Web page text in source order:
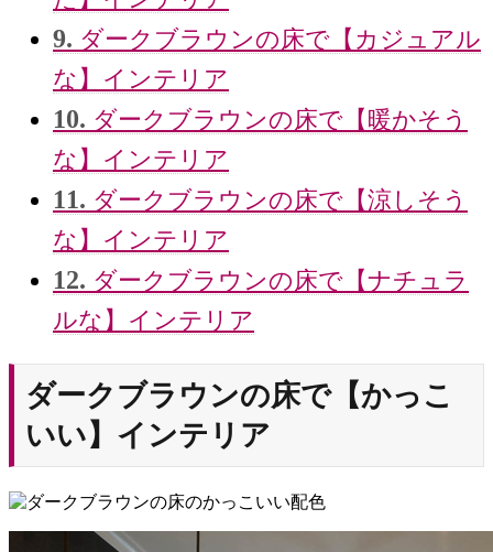
9. ダークブラウンの床で【カジュアル
な】インテリア
10. ダークブラウンの床で【暖かそう
な】インテリア
11. ダークブラウンの床で【涼しそう
な】インテリア
12. ダークブラウンの床で【ナチュラ
ルな】インテリア
ダークブラウンの床で【かっこ
いい】インテリア